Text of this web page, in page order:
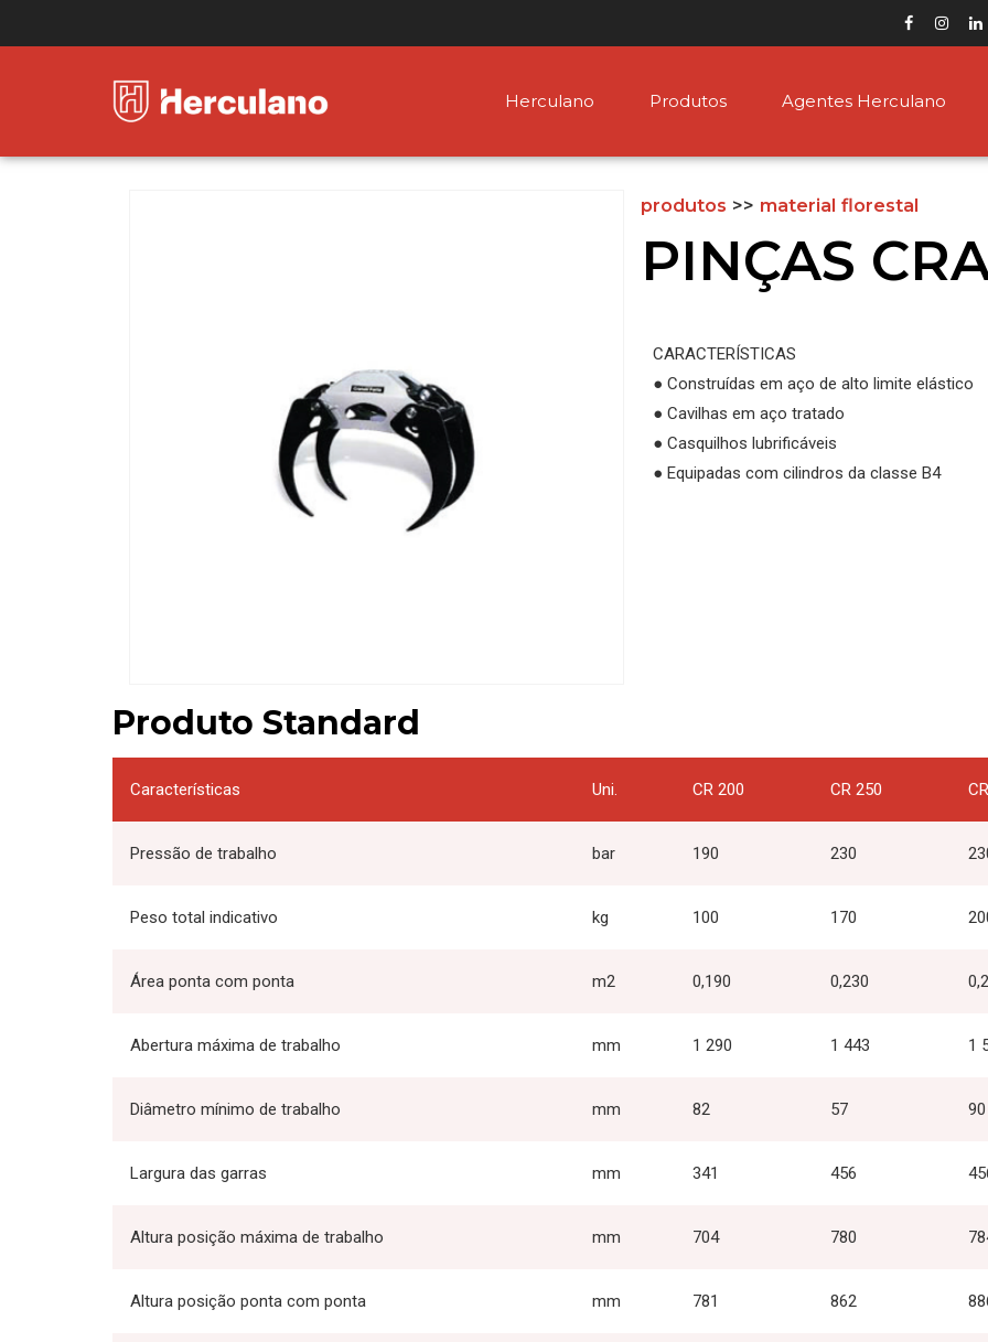
Herculano Produtos Agentes Herculano
produtos >> material florestal
PINÇAS
CARACTERÍSTICAS
● Construídas em aço de alto limite elástico
● Cavilhas em aço tratado
● Casquilhos lubrificáveis
● Equipadas com cilindros da classe B4
Produto Standard
Características Uni. CR 200 CR 250
Pressão de trabalho bar 190 230
Peso total indicativo kg 100 170
Área ponta com ponta m2 0,190 0,230
Abertura máxima de trabalho mm 1 290 1 443 1
Diâmetro mínimo de trabalho mm 82 57 90
Largura das garras mm 341 456
Altura posição máxima de trabalho mm 704 780
Altura posição ponta com ponta mm 781 862